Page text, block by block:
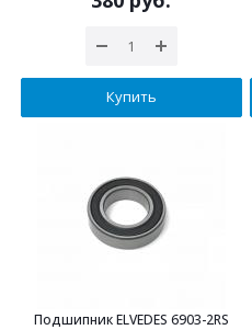
Купить
Подшипник ELVEDES 6903-2RS